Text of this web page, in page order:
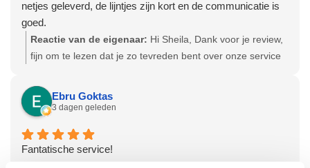
netjes geleverd, de lijntjes zijn kort en de communicatie is
goed.
Reactie van de eigenaar: Hi Sheila, Dank voor je review,
fijn om te lezen dat je zo tevreden bent over onze service
Bevallingsbaden
Ebru Goktas
3 dagen geleden
Fantatische service!